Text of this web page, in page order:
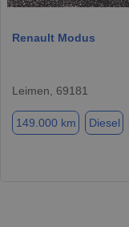
Renault Modus
Leimen, 69181
149.000 km Diesel